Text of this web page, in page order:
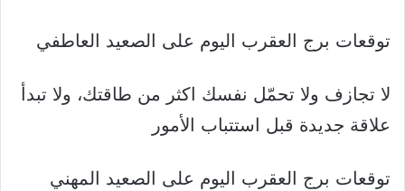
توقعات برج العقرب اليوم على الصعيد العاطفي
لا تجازف ولا تحمّل نفسك اكثر من طاقتك، ولا تبدأ
علاقة جديدة قبل استتباب الأمور
توقعات برج العقرب اليوم على الصعيد المهني